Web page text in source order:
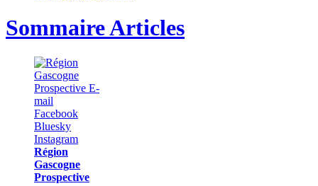
Sommaire Articles
Région
Gascogne
Prospective